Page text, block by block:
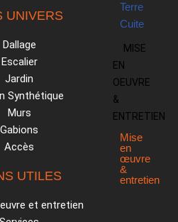
Terre
Cuite
MISE
EN
OEUVRE
&
ENTRETIEN
Mise
en
œuvre
&
entretien
UNIVERS
Dallage
Escalier
Jardin
Synthétique
Murs
Gabions
Accès
UTILES
et entretien